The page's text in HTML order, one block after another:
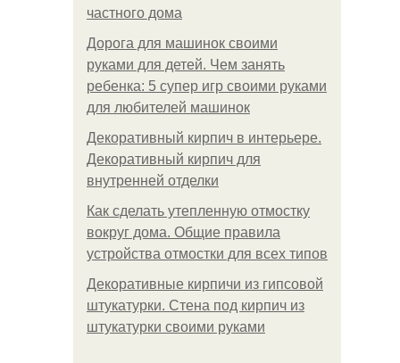
частного дома
Дорога для машинок своими
руками для детей. Чем занять
ребенка: 5 супер игр своими руками
для любителей машинок
Декоративный кирпич в интерьере.
Декоративный кирпич для
внутренней отделки
Как сделать утепленную отмостку
вокруг дома. Общие правила
устройства отмостки для всех типов
Декоративные кирпичи из гипсовой
штукатурки. Стена под кирпич из
штукатурки своими руками